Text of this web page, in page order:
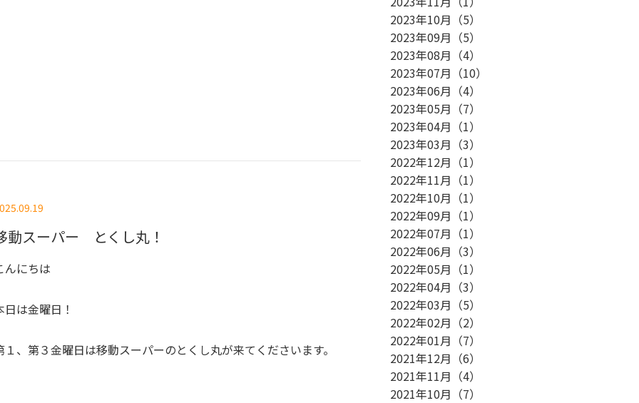
動スーパー とくし丸！
んにちは
日は金曜日！
１、第３金曜日は移動スーパーのとくし丸が来てくださいます。
2023年10月 （5）
2023年09月 （5）
2023年08月 （4）
2023年07月 （10）
2023年06月 （4）
2023年05月 （7）
2023年04月 （1）
2023年03月 （3）
2022年12月 （1）
2022年11月 （1）
2022年10月 （1）
2022年09月 （1）
2022年07月 （1）
2022年06月 （3）
2022年05月 （1）
2022年04月 （3）
2022年03月 （5）
2022年02月 （2）
2022年01月 （7）
2021年12月 （6）
2021年11月 （4）
2021年10月 （7）